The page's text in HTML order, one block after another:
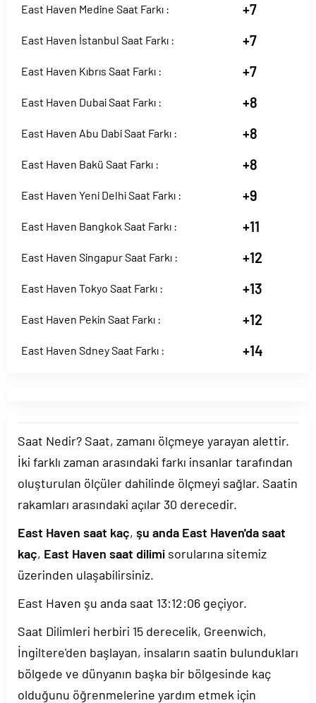
East Haven Medine Saat Farkı : +7
East Haven İstanbul Saat Farkı : +7
East Haven Kıbrıs Saat Farkı : +7
East Haven Dubai Saat Farkı : +8
East Haven Abu Dabi Saat Farkı : +8
East Haven Bakü Saat Farkı : +8
East Haven Yeni Delhi Saat Farkı : +9
East Haven Bangkok Saat Farkı : +11
East Haven Singapur Saat Farkı : +12
East Haven Tokyo Saat Farkı : +13
East Haven Pekin Saat Farkı : +12
East Haven Sdney Saat Farkı : +14
Saat Nedir? Saat, zamanı ölçmeye yarayan alettir.
İki farklı zaman arasındaki farkı insanlar tarafından
oluşturulan ölçüler dahilinde ölçmeyi sağlar. Saatin
rakamları arasındaki açılar 30 derecedir.
East Haven saat kaç, şu anda East Haven'da saat
kaç, East Haven saat dilimi sorularına sitemiz
üzerinden ulaşabilirsiniz.
East Haven şu anda saat 13:12:06 geçiyor.
Saat Dilimleri herbiri 15 derecelik, Greenwich,
İngiltere'den başlayan, insaların saatin bulundukları
bölgede ve dünyanın başka bir bölgesinde kaç
olduğunu öğrenmelerine yardım etmek için